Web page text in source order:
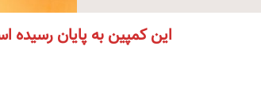
این کمپین به پایان رسیده